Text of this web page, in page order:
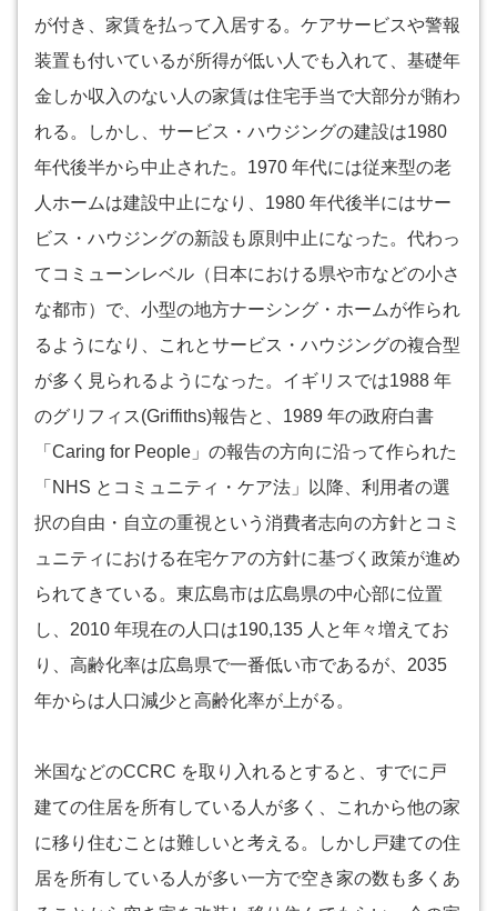
が付き、家賃を払って入居する。ケアサービスや警報
装置も付いているが所得が低い人でも入れて、基礎年
金しか収入のない人の家賃は住宅手当で大部分が賄わ
れる。しかし、サービス・ハウジングの建設は1980
年代後半から中止された。1970 年代には従来型の老
人ホームは建設中止になり、1980 年代後半にはサー
ビス・ハウジングの新設も原則中止になった。代わっ
てコミューンレベル（日本における県や市などの小さ
な都市）で、小型の地方ナーシング・ホームが作られ
るようになり、これとサービス・ハウジングの複合型
が多く見られるようになった。イギリスでは1988 年
のグリフィス(Griffiths)報告と、1989 年の政府白書
「Caring for People」の報告の方向に沿って作られた
「NHS とコミュニティ・ケア法」以降、利用者の選
択の自由・自立の重視という消費者志向の方針とコミ
ュニティにおける在宅ケアの方針に基づく政策が進め
られてきている。東広島市は広島県の中心部に位置
し、2010 年現在の人口は190,135 人と年々増えてお
り、高齢化率は広島県で一番低い市であるが、2035
年からは人口減少と高齢化率が上がる。
米国などのCCRC を取り入れるとすると、すでに戸
建ての住居を所有している人が多く、これから他の家
に移り住むことは難しいと考える。しかし戸建ての住
居を所有している人が多い一方で空き家の数も多くあ